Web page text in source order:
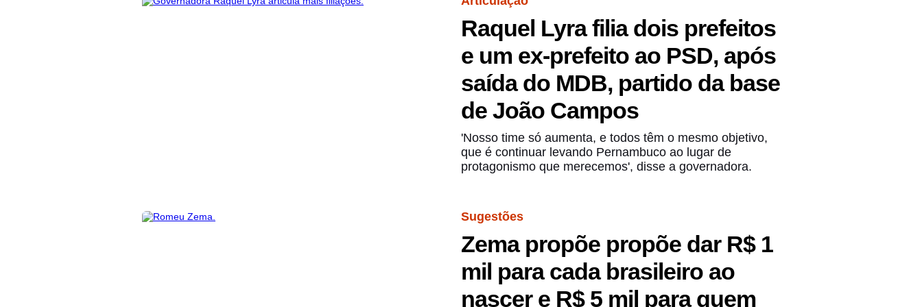
No dia 29 de novembro o Diário relatou que a mesma decisão também tinha sido adotada pela gestão Municipal de
de Prefeitura tem acompanhado de perto e atualiza a lista com os municípios que já apresentaram a
condição. Nesta semana a Prefeitura de Paulista e Belo Jardim oficializaram a condição.
Raquel Lyra filia dois prefeitos
e um ex-prefeito ao PSD, após
saída do MDB, partido da base
de João Campos
'Nosso time só aumenta, e todos têm o mesmo objetivo,
que é continuar levando Pernambuco ao lugar de
protagonismo que merecemos', disse a governadora.
Sugestões
Zema propõe propõe dar R$ 1
mil para cada brasileiro ao
nascer e R$ 5 mil para quem